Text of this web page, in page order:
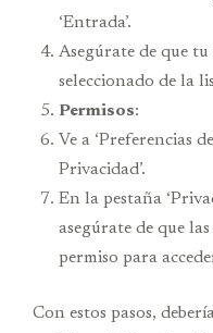
‘Entrada’.
Asegúrate de que
seleccionado de la
Permisos:
Ve a ‘Preferencias
Privacidad’.
En la pestaña
asegúrate de que
permiso para
Con estos pasos,